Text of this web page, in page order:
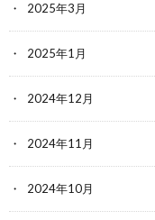
2025年3月
2025年1月
2024年12月
2024年11月
2024年10月